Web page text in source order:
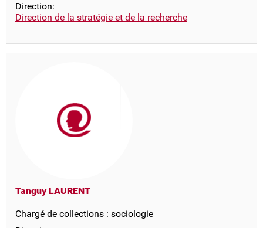
Direction:
Direction de la stratégie et de la recherche
Tanguy LAURENT
Chargé de collections : sociologie